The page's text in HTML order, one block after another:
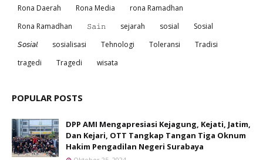
Rona Daerah
Rona Media
rona Ramadhan
Rona Ramadhan
𝚂𝚊𝚒𝚗 sejarah sosial
Sosial
𝘚𝘰𝘴𝘪𝘢𝘭
sosialisasi Tehnologi Toleransi
Tradisi
tragedi
Tragedi wisata
POPULAR POSTS
DPP AMI Mengapresiasi Kejagung, Kejati, Jatim,
Dan Kejari, OTT Tangkap Tangan Tiga Oknum
Hakim Pengadilan Negeri Surabaya